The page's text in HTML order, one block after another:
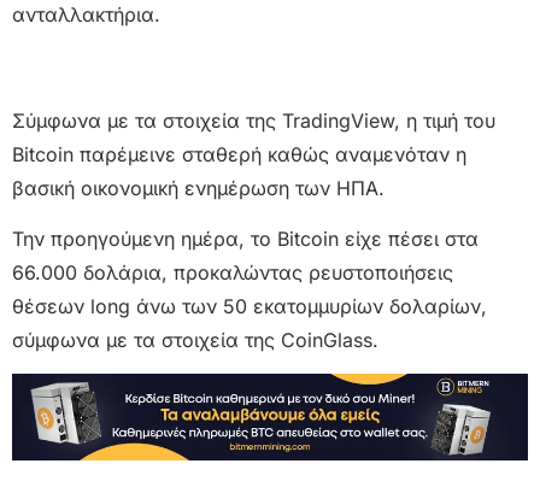
ανταλλακτήρια.
Σύμφωνα με τα στοιχεία της TradingView, η τιμή του
Bitcoin παρέμεινε σταθερή καθώς αναμενόταν η
βασική οικονομική ενημέρωση των ΗΠΑ.
Την προηγούμενη ημέρα, το Bitcoin είχε πέσει στα
66.000 δολάρια, προκαλώντας ρευστοποιήσεις
θέσεων long άνω των 50 εκατομμυρίων δολαρίων,
σύμφωνα με τα στοιχεία της CoinGlass.